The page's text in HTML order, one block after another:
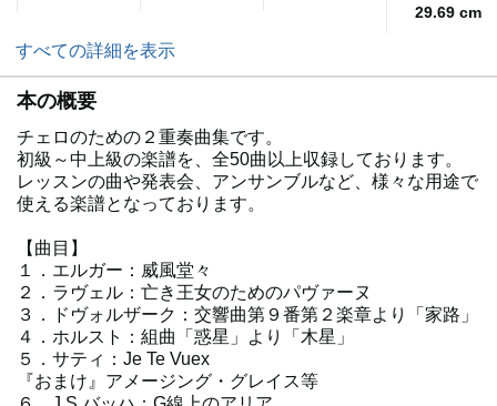
29.69 cm
すべての詳細を表示
本の概要
チェロのための２重奏曲集です。
初級～中上級の楽譜を、全50曲以上収録しております。
レッスンの曲や発表会、アンサンブルなど、様々な用途で
使える楽譜となっております。
【曲目】
１．エルガー：威風堂々
２．ラヴェル：亡き王女のためのパヴァーヌ
３．ドヴォルザーク：交響曲第９番第２楽章より「家路」
４．ホルスト：組曲「惑星」より「木星」
５．サティ：Je Te Vuex
『おまけ』アメージング・グレイス等